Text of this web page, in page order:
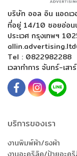
บริษัท ออล อิน แอดเว
ที่อยู่ 14/10 ซอยอ่อ
ประเวศ กรุงเทพฯ
Tel : 0822982288
เวลาทำการ จันทร์-เส
บริการของเรา
งานพิมพ์ผ้า/ธงผ้า
งานอะคริลิค/ป้ายอะค